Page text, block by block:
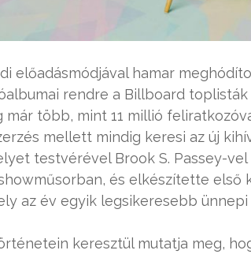
előadásmódjával hamar
rendre a Billboard
több, mint 11 millió
mellett mindig keresi az új
testvérével Brook S. Passey-
és elkészítette első
az év egyik legsikeresebb
keresztül mutatja meg,